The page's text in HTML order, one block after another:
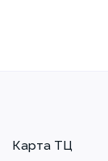
Карта ТЦ